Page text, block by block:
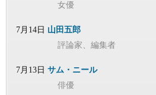
女優
7月14日 山田五郎
評論家、編集者
7月13日 サム・ニール
俳優